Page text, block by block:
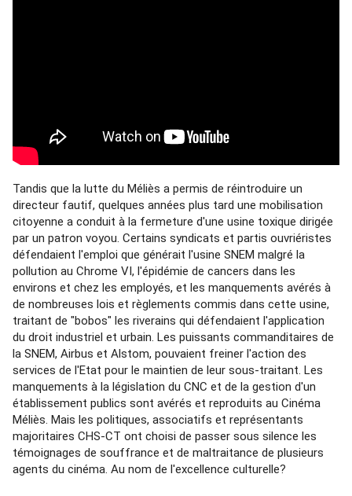
Tandis que la lutte du Méliès a permis de réintroduire un
directeur fautif, quelques années plus tard une mobilisation
citoyenne a conduit à la fermeture d'une usine toxique dirigée
par un patron voyou. Certains syndicats et partis ouvriéristes
défendaient l'emploi que générait l'usine SNEM malgré la
pollution au Chrome VI, l'épidémie de cancers dans les
environs et chez les employés, et les manquements avérés à
de nombreuses lois et règlements commis dans cette usine,
traitant de "bobos" les riverains qui défendaient l'application
du droit industriel et urbain. Les puissants commanditaires de
la SNEM, Airbus et Alstom, pouvaient freiner l'action des
services de l'Etat pour le maintien de leur sous-traitant. Les
manquements à la législation du CNC et de la gestion d'un
établissement publics sont avérés et reproduits au Cinéma
Méliès. Mais les politiques, associatifs et représentants
majoritaires CHS-CT ont choisi de passer sous silence les
témoignages de souffrance et de maltraitance de plusieurs
agents du cinéma. Au nom de l'excellence culturelle?